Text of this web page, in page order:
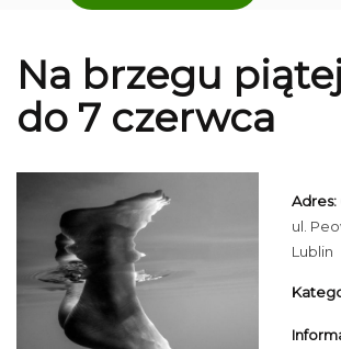
Na brzegu
do 7 czerwca
Adres:
ul.
Lublin